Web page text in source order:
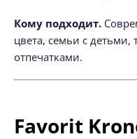
Кому подходит.
цвета, семьи с детьми,
отпечатками.
Favorit